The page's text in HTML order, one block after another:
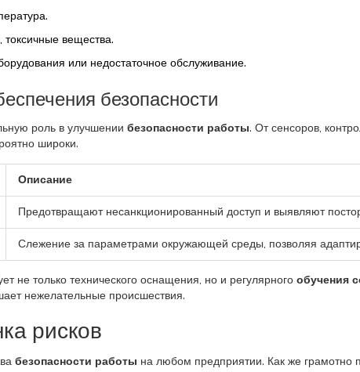
вещества.
или недостаточное обслуживание.
безопасности
роль в улучшении безопасности работы. От сенсоров,
широки.
Описание
Предотвращают несанкционированный доступ и выявляют
Слежение за параметрами окружающей среды, позволяя
не только технического оснащения, но и регулярного обучения
нежелательные происшествия.
рисков
безопасности работы на любом предприятии. Как же грамотно